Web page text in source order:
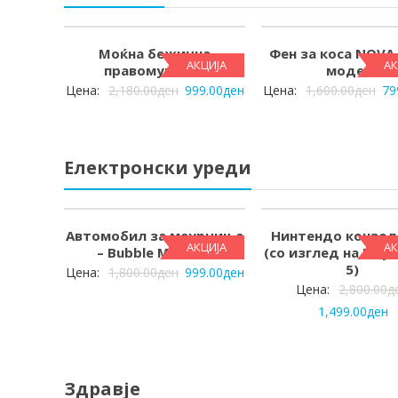
АКЦИЈА
Моќна бежична
правомукалка
Цена: 2,180.00ден 999.00ден
Фен за коса
модел)
Цена: 1,600.00ден
Електронски уреди
АКЦИЈА
Автомобил за меурчиња
– Bubble Machine
Цена: 1,800.00ден 999.00ден
Нинтендо
(со изглед на
5)
Цена: 2,800.00
1,499.00ден
Здравје